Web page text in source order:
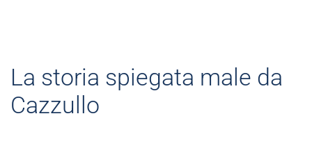
La storia spiegata male da
Cazzullo